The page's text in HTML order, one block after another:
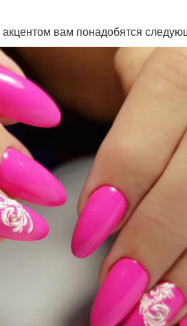
вам понадобятся